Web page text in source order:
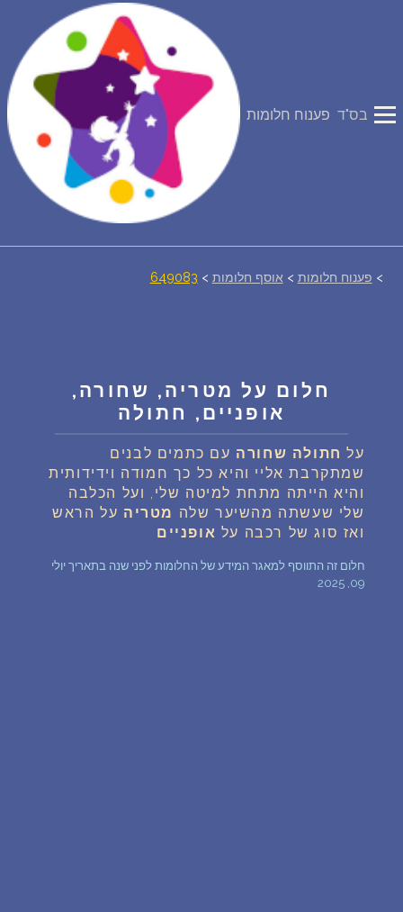
פענוח חלומות בס"ד
יומן החלומות שלך (0)
על מה חולמים
פענוח חלום אנושי
עלינו
מדיניות פרטיות
> פענוח חלומות > אוסף חלומות >
649083
חלום על מטריה, שחורה,
אופניים, חתולה
על חתולה שחורה עם כתמים לבנים
שמתקרבת אליי והיא כל כך חמודה וידידותית
והיא הייתה מתחת למיטה שלי, ועל הכלבה
שלי שעשתה מהשיער שלה מטריה על הראש
ואז סוג של רכבה על אופניים
חלום זה התווסף למאגר המידע של החלומות לפני שנה בתאריך יולי
09, 2025